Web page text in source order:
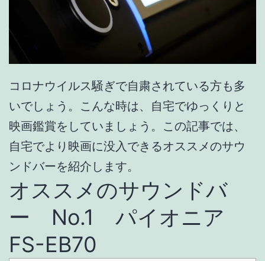
コロナウイルス騒ぎで自粛されている方も多
いでしょう。こんな時は、自宅でゆっくりと
映画鑑賞をしていましょう。この記事では、
自宅でより映画に没入できるオススメのサウ
ンドバーを紹介します。
オススメのサウンドバ
ー No.1 パイオニア
FS-EB70